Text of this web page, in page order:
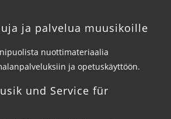
ja palvelua muusikoille
nuottimateriaalia
ja opetuskäyttöön.
und Service für